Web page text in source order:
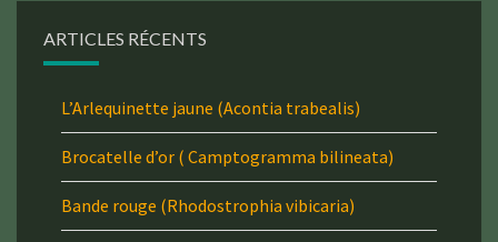
ARTICLES RÉCENTS
L’Arlequinette jaune (Acontia trabealis)
Brocatelle d’or ( Camptogramma bilineata)
Bande rouge (Rhodostrophia vibicaria)